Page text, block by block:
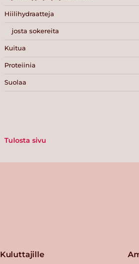
Hiilihydraatteja
josta sokereita
Kuitua
Proteiinia
Suolaa
Tulosta sivu
Kuluttajille